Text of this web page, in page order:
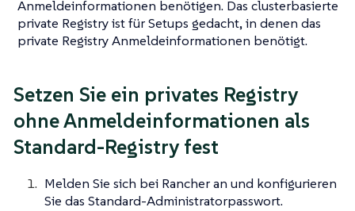
Anmeldeinformationen benötigen. Das clusterbasierte
private Registry ist für Setups gedacht, in denen das
private Registry Anmeldeinformationen benötigt.
Setzen Sie ein privates Registry
ohne Anmeldeinformationen als
Standard-Registry fest
Melden Sie sich bei Rancher an und konfigurieren
Sie das Standard-Administratorpasswort.